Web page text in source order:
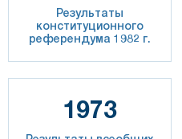
Результаты
конституционного
референдума 1982 г.
1973